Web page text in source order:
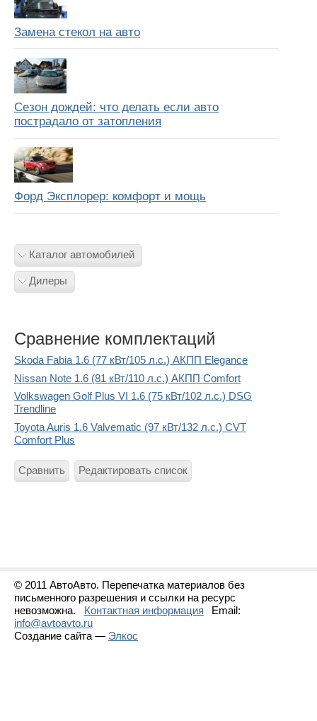
Замена стекол на авто
Сезон дождей: что делать если авто
пострадало от затопления
Форд Эксплорер: комфорт и мощь
Каталог автомобилей
Дилеры
Сравнение комплектаций
Skoda Fabia 1.6 (77 кВт/105 л.с.) АКПП Elegance
Nissan Note 1.6 (81 кВт/110 л.с.) АКПП Comfort
Volkswagen Golf Plus VI 1.6 (75 кВт/102 л.с.) DSG
Trendline
Toyota Auris 1.6 Valvematic (97 кВт/132 л.с.) CVT
Comfort Plus
Сравнить Редактировать список
© 2011 АвтоАвто. Перепечатка материалов без
письменного разрешения и ссылки на ресурс
невозможна.
Контактная информация
Email:
info@avtoavto.ru
Создание сайта — Элкос